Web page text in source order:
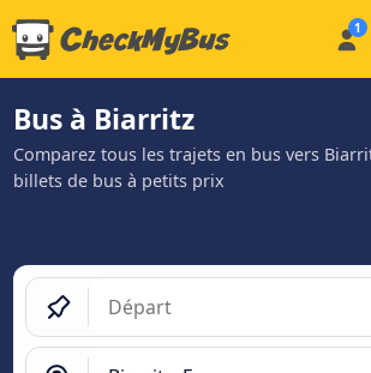
Bus à Biarritz
Comparez tous les trajets en bus vers
billets de bus à petits prix